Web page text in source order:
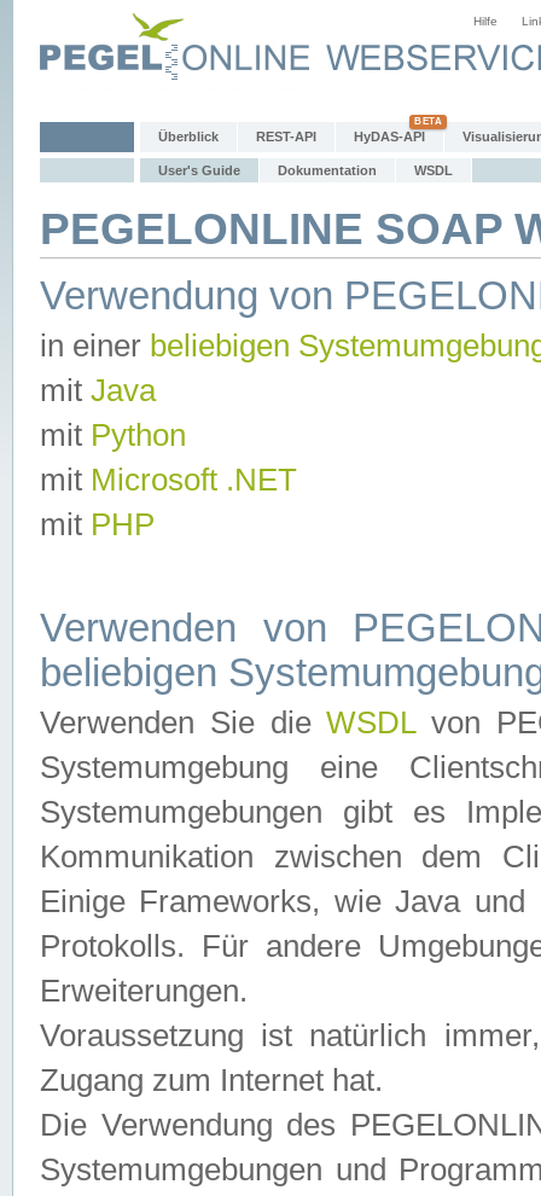
Hilfe
Überblick REST-API HyDAS-API
User's Guide Dokumentation WSDL
PEGELONLINE SOAP
Verwendung von
in einer beliebigen
mit Java
mit Python
mit Microsoft .NET
mit PHP
Verwenden von
beliebigen
Verwenden Sie dieWSDLvon
Systemumgebung eine
Systemumgebungen gibt es
Kommunikation zwischen dem
Einige Frameworks, wie Java
Protokolls. Für andere
Erweiterungen.
Voraussetzung ist natürlich
Zugang zum Internet hat.
Die Verwendung des
Systemumgebungen und